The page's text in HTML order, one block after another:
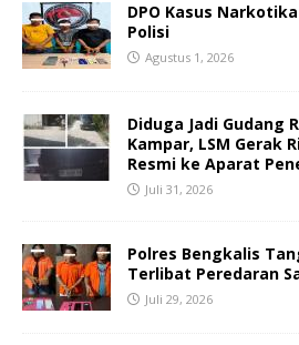
DPO Kasus
Polisi
Agustus 1, 2026
Diduga Jadi Gudang
Kampar, LSM Gerak
Resmi ke Aparat
Juli 31, 2026
Polres Bengkalis
Terlibat Peredaran
Juli 29, 2026